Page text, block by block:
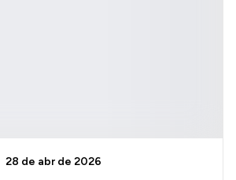
28 de abr de 2026